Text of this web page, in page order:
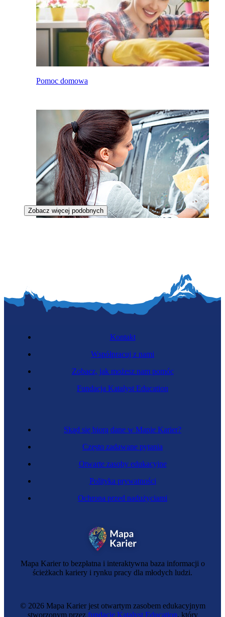
Pomoc domowa
Ładowaczka nieczystości płynnych
Zobacz więcej podobnych
Mapa Karier to bezpłatna i interaktywna baza informacji o
ścieżkach kariery i rynku pracy dla młodych ludzi.
Skąd się biorą dane w Mapie Karier?
Często zadawane pytania
Otwarte zasoby edukacyjne
Polityka prywatności
Ochrona przed nadużyciami
Kontakt
Współpracuj z nami
Zobacz, jak możesz nam pomóc
Fundacja Katalyst Education
© 2026 Mapa Karier jest otwartym zasobem edukacyjnym
stworzonym przez fundację Katalyst Education, który